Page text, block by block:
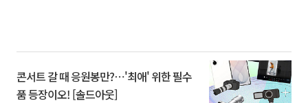
콘서트 갈 때 응원봉만?⋯'최애' 위한 필수
품 등장이오! [솔드아웃]